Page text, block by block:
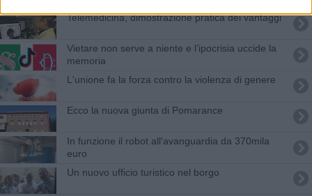
Telemedicina, dimostrazione pratica dei vantaggi
Vietare non serve a niente e l’ipocrisia uccide la
memoria
L'unione fa la forza contro la violenza di genere
Ecco la nuova giunta di Pomarance
In funzione il robot all'avanguardia da 370mila
euro
Un nuovo ufficio turistico nel borgo